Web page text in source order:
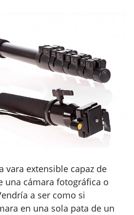
vara extensible capaz de
una cámara fotográfica o
a ser como si
en una sola pata de un